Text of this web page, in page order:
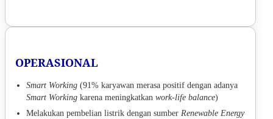
OPERASIONAL
Smart Working (91% karyawan merasa positif dengan adanya
Smart Working karena meningkatkan work-life balance)
Melakukan pembelian listrik dengan sumber Renewable Energy